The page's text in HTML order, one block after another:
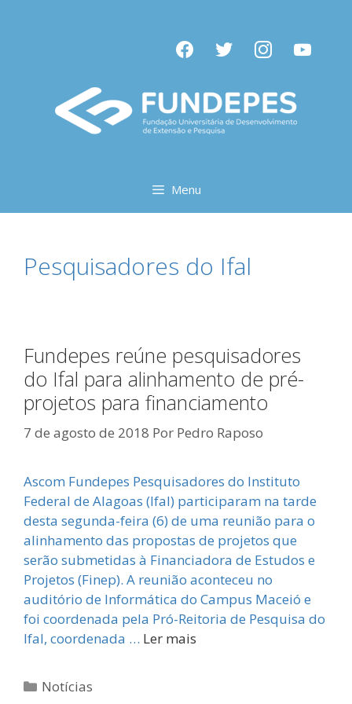
facebooktwitter instagramyoutube
Menu
Pesquisadores do Ifal
Fundepes reúne pesquisadores
do Ifal para alinhamento de pré-
projetos para financiamento
7 de agosto de 2018 Por Pedro Raposo
Ascom Fundepes Pesquisadores do Instituto
Federal de Alagoas (Ifal) participaram na tarde
desta segunda-feira (6) de uma reunião para o
alinhamento das propostas de projetos que
serão submetidas à Financiadora de Estudos e
Projetos (Finep). A reunião aconteceu no
auditório de Informática do Campus Maceió e
foi coordenada pela Pró-Reitoria de Pesquisa do
Ifal, coordenada … Ler mais
Categorias
Notícias